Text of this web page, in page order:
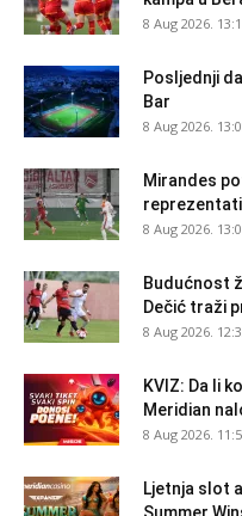
8 Aug 2026.
Posljednji
Bar
8 Aug 2026.
Mirandes
8 Aug 2026.
Budućnost
Dečić traži
8 Aug 2026.
KVIZ: Da li
Meridian
8 Aug 2026.
Ljetnja slot